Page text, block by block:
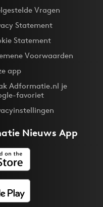
Vragen
Statement
Statement
Voorwaarden
app
Adformatie.nl je
favoriet
Nieuws App